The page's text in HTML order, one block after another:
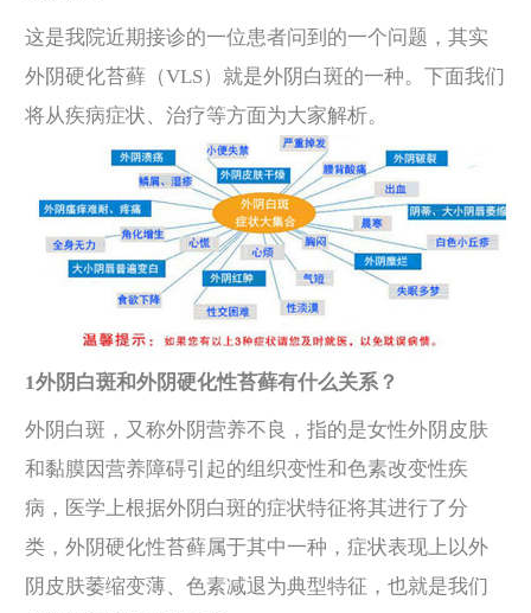
这是我院近期接诊的一位患者问到的一个问题，其实
外阴硬化苔藓（VLS）就是外阴白斑的一种。下面我们
将从疾病症状、治疗等方面为大家解析。
1外阴白斑和外阴硬化性苔藓有什么关系？
外阴白斑，又称外阴营养不良，指的是女性外阴皮肤
和黏膜因营养障碍引起的组织变性和色素改变性疾
病，医学上根据外阴白斑的症状特征将其进行了分
类，外阴硬化性苔藓属于其中一种，症状表现上以外
阴皮肤萎缩变薄、色素减退为典型特征，也就是我们